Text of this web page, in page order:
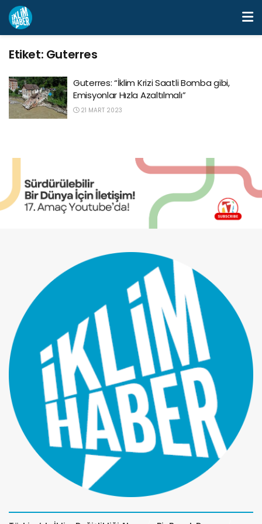
Etiket: Guterres
Guterres: “İklim Krizi Saatli Bomba gibi,
Emisyonlar Hızla Azaltılmalı”
21 MART 2023